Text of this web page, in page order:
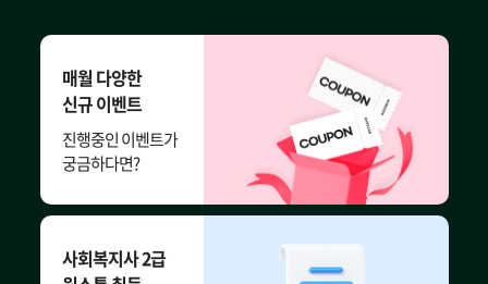
매월 다양한
신규 이벤트
진행중인 이벤트가
궁금하다면?
사회복지사 2급